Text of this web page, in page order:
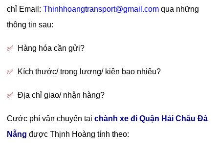
chỉ Email:Thinhhoangtransport@gmail.com qua những
thông tin sau:
✅ Hàng hóa cần gửi?
✅ Kích thước/ trọng lượng/ kiện bao nhiêu?
✅Địa chỉ giao/ nhận hàng?
Cước phí vận chuyển tạichành xe đi Quận Hải Châu Đà
Nẵng được Thịnh Hoàng tính theo: